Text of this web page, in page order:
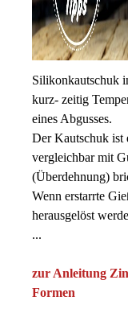
Silikonkautschuk
kurz- zeitig
eines Abgusses.
Der Kautschuk ist
vergleichbar mit
(Überdehnung)
Wenn erstarrte
herausgelöst
...
zur Anleitung
Formen